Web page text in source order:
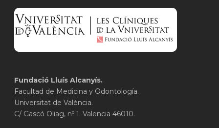
Fundació Lluís Alcanyís.
Facultad de Medicina y Odontología.
Universitat de València.
C/ Gascó Oliag, nº 1. Valencia 46010.